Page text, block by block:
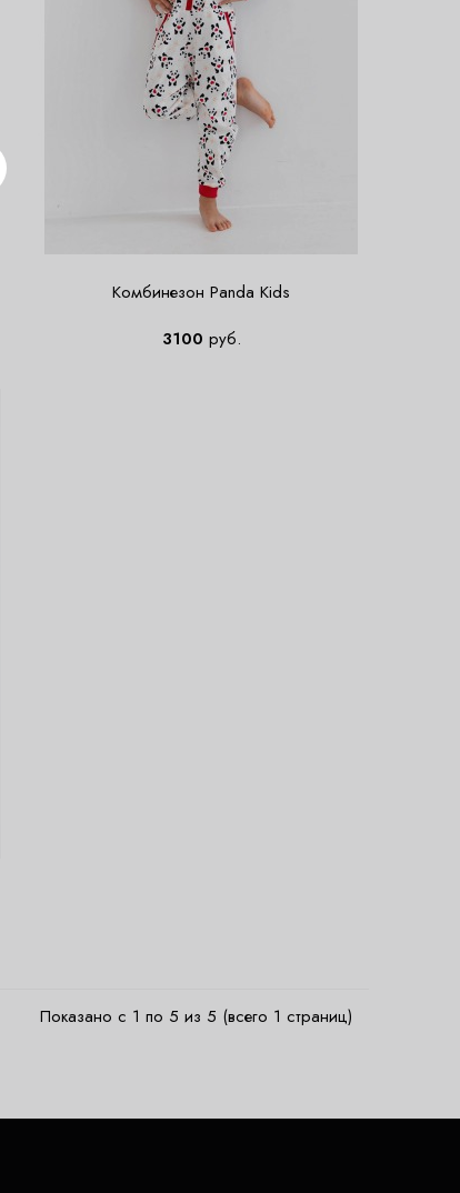
Комбинезон Panda Kids
3100 руб.
Показано с 1 по 5 из 5 (всего 1 страниц)